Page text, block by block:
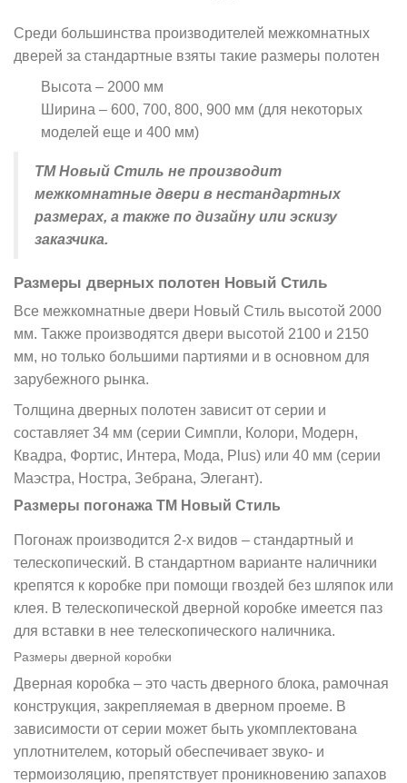
Среди большинства производителей межкомнатных
дверей за стандартные взяты такие размеры полотен
Высота – 2000 мм
Ширина – 600, 700, 800, 900 мм (для некоторых
моделей еще и 400 мм)
ТМ Новый Стиль не производит
межкомнатные двери в нестандартных
размерах, а также по дизайну или эскизу
заказчика.
Размеры дверных полотен Новый Стиль
Все межкомнатные двери Новый Стиль высотой 2000
мм. Также производятся двери высотой 2100 и 2150
мм, но только большими партиями и в основном для
зарубежного рынка.
Толщина дверных полотен зависит от серии и
составляет 34 мм (серии Симпли, Колори, Модерн,
Квадра, Фортис, Интера, Мода, Plus) или 40 мм (серии
Маэстра, Ностра, Зебрана, Элегант).
Размеры погонажа ТМ Новый Стиль
Погонаж производится 2-х видов – стандартный и
телескопический. В стандартном варианте наличники
крепятся к коробке при помощи гвоздей без шляпок или
клея. В телескопической дверной коробке имеется паз
для вставки в нее телескопического наличника.
Размеры дверной коробки
Дверная коробка – это часть дверного блока, рамочная
конструкция, закрепляемая в дверном проеме. В
зависимости от серии может быть укомплектована
уплотнителем, который обеспечивает звуко- и
термоизоляцию, препятствует проникновению запахов